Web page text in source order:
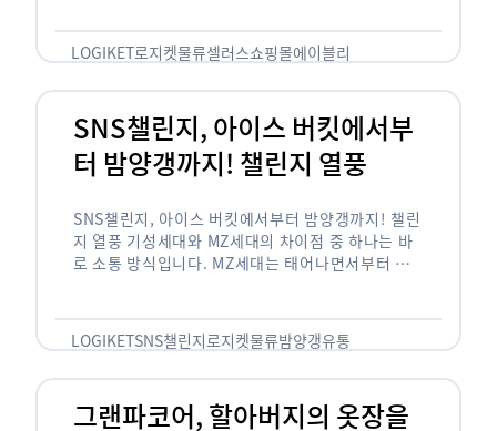
LOGIKET로지켓물류셀러스쇼핑몰에이블리
SNS챌린지, 아이스 버킷에서부
터 밤양갱까지! 챌린지 열풍
SNS챌린지, 아이스 버킷에서부터 밤양갱까지! 챌린
지 열풍 기성세대와 MZ세대의 차이점 중 하나는 바
로 소통 방식입니다. MZ세대는 태어나면서부터 디
도 능숙한 …
LOGIKETSNS챌린지로지켓물류밤양갱유통
그랜파코어, 할아버지의 옷장을